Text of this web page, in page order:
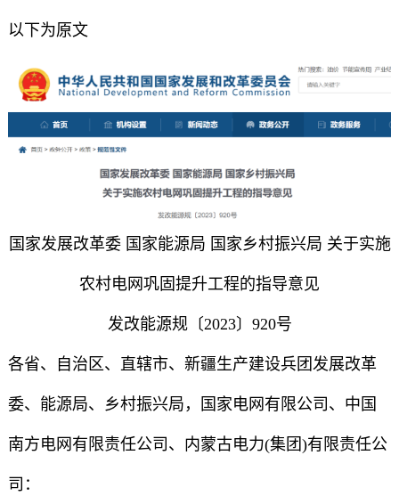
以下为原文
国家发展改革委 国家能源局 国家乡村振兴局 关于实施
农村电网巩固提升工程的指导意见
发改能源规〔2023〕920号
各省、自治区、直辖市、新疆生产建设兵团发展改革
委、能源局、乡村振兴局，国家电网有限公司、中国
南方电网有限责任公司、内蒙古电力(集团)有限责任公
司：